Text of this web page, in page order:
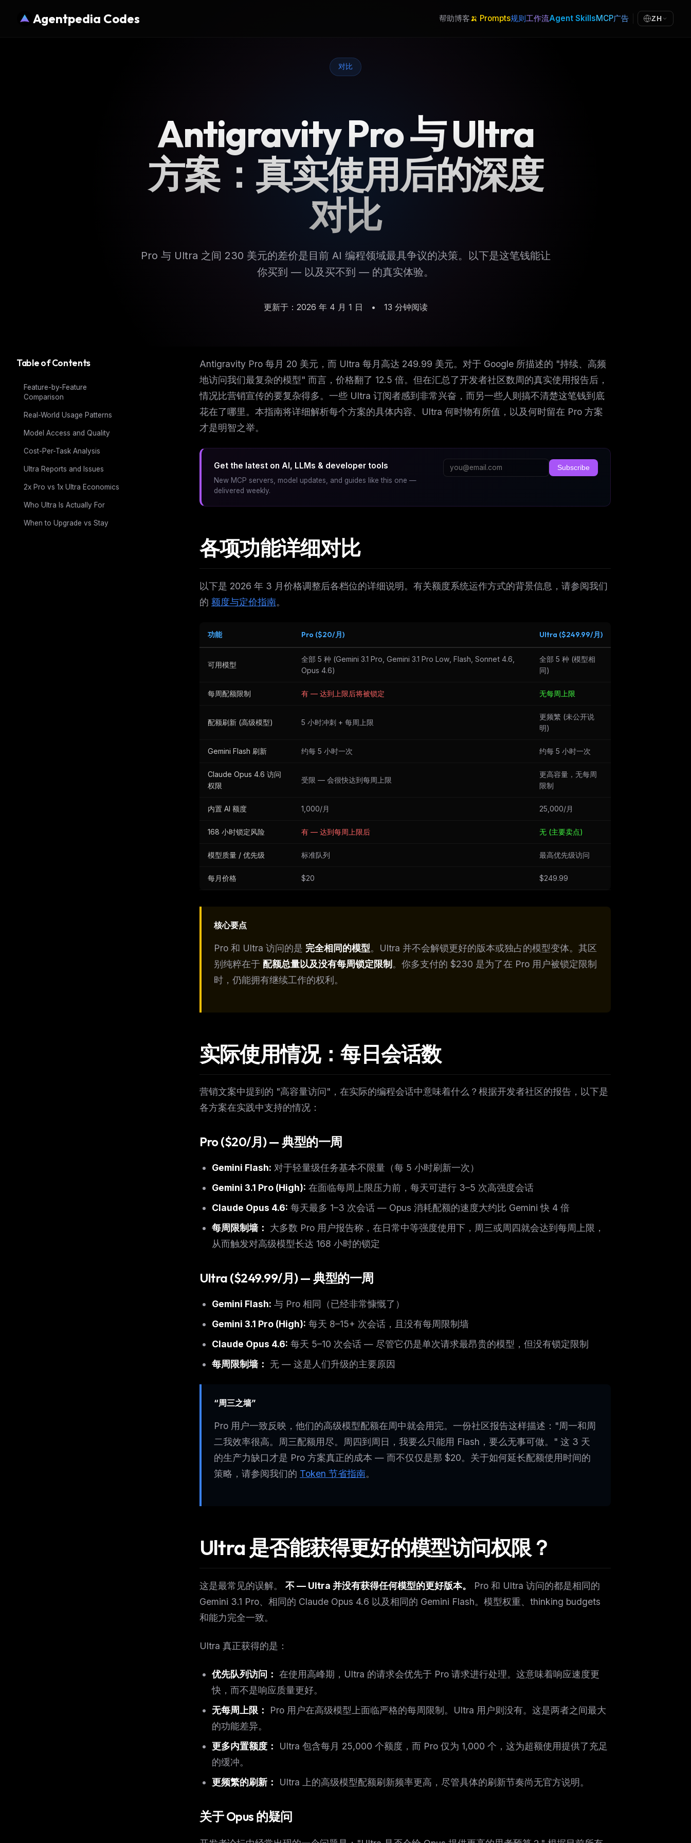
Agentpedia Codes 帮助博客🍌 Prompts规则工作流Agent SkillsMCP广告 ZH
对比
Antigravity Pro 与 Ultra
方案：真实使用后的深度
对比
Pro 与 Ultra 之间 230 美元的差价是目前 AI 编程领域最具争议的决策。以下是这笔钱能让
你买到 — 以及买不到 — 的真实体验。
更新于：2026 年 4 月 1 日 • 13 分钟阅读
Table of Contents
Feature-by-Feature
Comparison
Real-World Usage Patterns
Model Access and Quality
Cost-Per-Task Analysis
Ultra Reports and Issues
2x Pro vs 1x Ultra Economics
Who Ultra Is Actually For
When to Upgrade vs Stay
Antigravity Pro 每月 20 美元，而 Ultra 每月高达 249.99 美元。对于 Google 所描述的 "持续、高频
地访问我们最复杂的模型" 而言，价格翻了 12.5 倍。但在汇总了开发者社区数周的真实使用报告后，
情况比营销宣传的要复杂得多。一些 Ultra 订阅者感到非常兴奋，而另一些人则搞不清楚这笔钱到底
花在了哪里。本指南将详细解析每个方案的具体内容、Ultra 何时物有所值，以及何时留在 Pro 方案
才是明智之举。
Get the latest on AI, LLMs & developer tools
New MCP servers, model updates, and guides like this one —
delivered weekly.
Subscribe
各项功能详细对比
以下是 2026 年 3 月价格调整后各档位的详细说明。有关额度系统运作方式的背景信息，请参阅我们
的 额度与定价指南。
功能 Pro ($20/月) Ultra ($249.99/月)
可用模型
全部 5 种 (Gemini 3.1 Pro, Gemini 3.1 Pro Low, Flash, Sonnet 4.6,
Opus 4.6)
全部 5 种 (模型相
同)
每周配额限制 有 — 达到上限后将被锁定 无每周上限
配额刷新 (高级模型) 5 小时冲刺 + 每周上限
更频繁 (未公开说
明)
Gemini Flash 刷新 约每 5 小时一次 约每 5 小时一次
Claude Opus 4.6 访问
权限
受限 — 会很快达到每周上限
更高容量，无每周
限制
内置 AI 额度 1,000/月 25,000/月
168 小时锁定风险 有 — 达到每周上限后 无 (主要卖点)
模型质量 / 优先级 标准队列 最高优先级访问
每月价格 $20 $249.99
核心要点
Pro 和 Ultra 访问的是 完全相同的模型。Ultra 并不会解锁更好的版本或独占的模型变体。其区
别纯粹在于 配额总量以及没有每周锁定限制 。你多支付的 $230 是为了在 Pro 用户被锁定限制
时，仍能拥有继续工作的权利。
实际使用情况：每日会话数
营销文案中提到的 "高容量访问"，在实际的编程会话中意味着什么？根据开发者社区的报告，以下是
各方案在实践中支持的情况：
Pro ($20/月) — 典型的一周
Gemini Flash: 对于轻量级任务基本不限量（每 5 小时刷新一次）
Gemini 3.1 Pro (High): 在面临每周上限压力前，每天可进行 3–5 次高强度会话
Claude Opus 4.6: 每天最多 1–3 次会话 — Opus 消耗配额的速度大约比 Gemini 快 4 倍
每周限制墙：
大多数 Pro 用户报告称，在日常中等强度使用下，周三或周四就会达到每周上限，
从而触发对高级模型长达 168 小时的锁定
Ultra ($249.99/月) — 典型的一周
Gemini Flash: 与 Pro 相同（已经非常慷慨了）
Gemini 3.1 Pro (High): 每天 8–15+ 次会话，且没有每周限制墙
Claude Opus 4.6: 每天 5–10 次会话 — 尽管它仍是单次请求最昂贵的模型，但没有锁定限制
每周限制墙：
无 — 这是人们升级的主要原因
“周三之墙”
Pro 用户一致反映，他们的高级模型配额在周中就会用完。一份社区报告这样描述："周一和周
二我效率很高。周三配额用尽。周四到周日，我要么只能用 Flash，要么无事可做。" 这 3 天
的生产力缺口才是 Pro 方案真正的成本 — 而不仅仅是那 $20。关于如何延长配额使用时间的
策略，请参阅我们的 Token 节省指南。
Ultra 是否能获得更好的模型访问权限？
这是最常见的误解。 不 — Ultra 并没有获得任何模型的更好版本。
Pro 和 Ultra 访问的都是相同的
Gemini 3.1 Pro、相同的 Claude Opus 4.6 以及相同的 Gemini Flash。模型权重、thinking budgets
和能力完全一致。
Ultra 真正获得的是：
优先队列访问： 在使用高峰期，Ultra 的请求会优先于 Pro 请求进行处理。这意味着响应速度更
快，而不是响应质量更好。
无每周上限：
Pro 用户在高级模型上面临严格的每周限制。Ultra 用户则没有。这是两者之间最大
的功能差异。
更多内置额度：
Ultra 包含每月 25,000 个额度，而 Pro 仅为 1,000 个，这为超额使用提供了充足
的缓冲。
更频繁的刷新：
Ultra 上的高级模型配额刷新频率更高，尽管具体的刷新节奏尚无官方说明。
关于 Opus 的疑问
THIS WEEK'S DIGEST
MCP pick of the
New agent skill
drop
pack
Free · Weekly · 2 min read
FREE NEWSLETTER
The weekly digest for
workflow updates — one email, no noise.
No spam. Unsubscribe in one click.
Maybe later